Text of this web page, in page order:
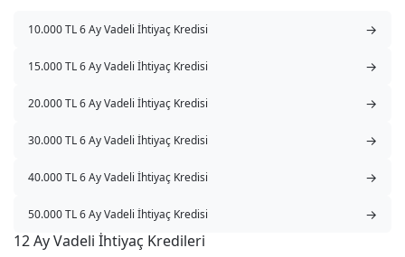
10.000 TL 6 Ay Vadeli İhtiyaç Kredisi →
15.000 TL 6 Ay Vadeli İhtiyaç Kredisi →
20.000 TL 6 Ay Vadeli İhtiyaç Kredisi →
30.000 TL 6 Ay Vadeli İhtiyaç Kredisi →
40.000 TL 6 Ay Vadeli İhtiyaç Kredisi →
50.000 TL 6 Ay Vadeli İhtiyaç Kredisi →
12 Ay Vadeli İhtiyaç Kredileri